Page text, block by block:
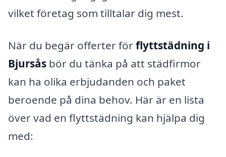
vilket företag som tilltalar dig mest.
När du begär offerter förflyttstädning i
Bjursås bör du tänka på att städfirmor
kan ha olika erbjudanden och paket
beroende på dina behov. Här är en lista
över vad en flyttstädning kan hjälpa dig
med: